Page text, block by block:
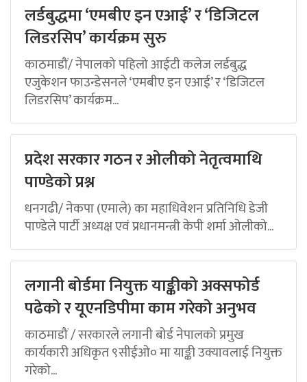
लर्डबुद्धमा ‘एमबीए इन एआई’ र ‘डिजिटल
लिडरसिप’ कार्यक्रम सुरु
काठमाडौं/ नेपालको पहिलो आईटी कलेज लर्डबुद्ध
एजुकेशन फाउन्डेसनले ‘एमबीए इन एआई’ र ‘डिजिटल
लिडरसिप’ कार्यक्रम...
प्रदेश सरकार गठन र ओलीको नेतृत्वमाथि
पाण्डेको प्रश्न
धनगढी/ नेकपा (एमाले) का महाधिवेशन प्रतिनिधि डेजी
पाण्डेले पार्टी अध्यक्ष एवं प्रधानमन्त्री केपी शर्मा ओलीको...
लगानी बोर्डमा नियुक्त याङ्कीको अक्सफोर्ड
पढेको र यूएनडिपीमा काम गरेको अनुभव
काठमाडौं / सरकारले लगानी बोर्ड नेपालको प्रमुख
कार्यकारी अधिकृत ९सीईओ० मा याङ्की उक्यावलाई नियुक्त
गरेको...